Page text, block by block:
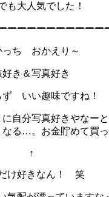
も大人気でした！
ーーーーーーーーー
っち おかえり～
好き＆写真好き
ず いい趣味ですね！
に自分写真好きやなー
る…。お金貯めて買っ
↑
け好きなん！ 笑